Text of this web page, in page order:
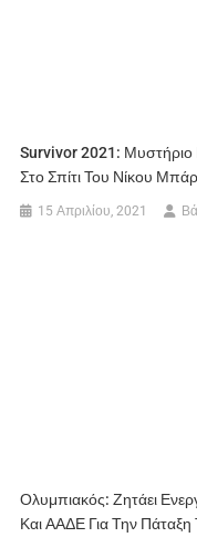
Survivor 2021: Μυστήριο
Στο Σπίτι Του Νίκου
15 Απριλίου, 2021
Ολυμπιακός: Ζητάει
Και ΑΑΔΕ Για Την